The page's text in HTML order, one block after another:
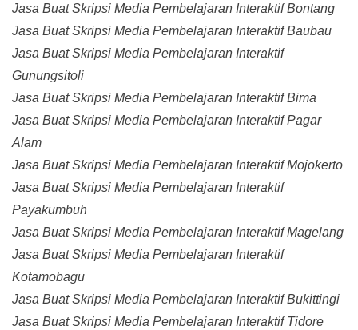
Jasa Buat Skripsi Media Pembelajaran Interaktif Bontang
Jasa Buat Skripsi Media Pembelajaran Interaktif Baubau
Jasa Buat Skripsi Media Pembelajaran Interaktif
Gunungsitoli
Jasa Buat Skripsi Media Pembelajaran Interaktif Bima
Jasa Buat Skripsi Media Pembelajaran Interaktif Pagar
Alam
Jasa Buat Skripsi Media Pembelajaran Interaktif Mojokerto
Jasa Buat Skripsi Media Pembelajaran Interaktif
Payakumbuh
Jasa Buat Skripsi Media Pembelajaran Interaktif Magelang
Jasa Buat Skripsi Media Pembelajaran Interaktif
Kotamobagu
Jasa Buat Skripsi Media Pembelajaran Interaktif Bukittingi
Jasa Buat Skripsi Media Pembelajaran Interaktif Tidore